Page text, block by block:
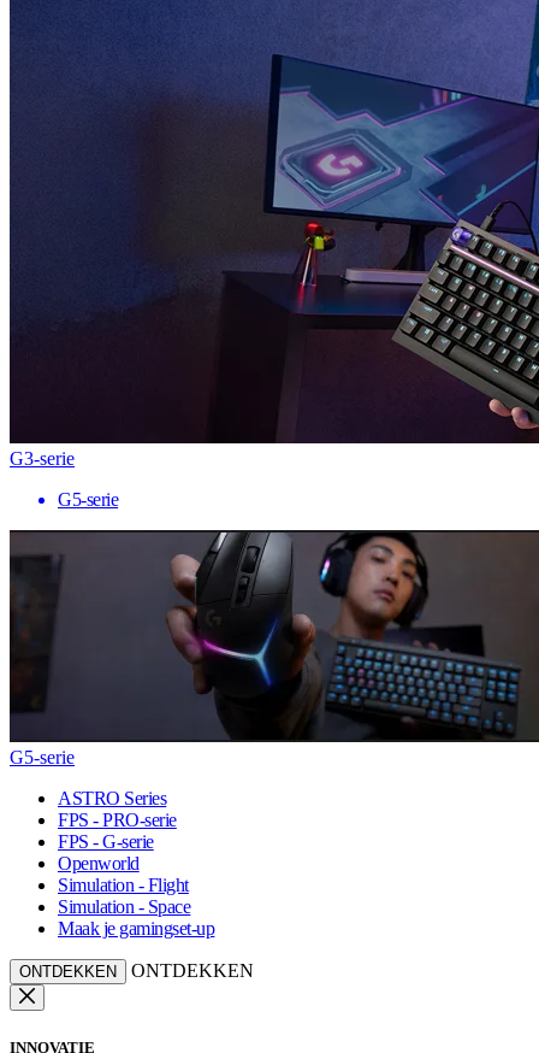
G3-serie
G5-serie
G5-serie
ASTRO Series
FPS - PRO-serie
FPS - G-serie
Openworld
Simulation - Flight
Simulation - Space
Maak je gamingset-up
ONTDEKKEN ONTDEKKEN
INNOVATIE